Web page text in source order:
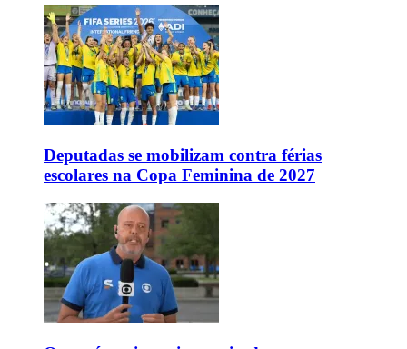
Deputadas se mobilizam contra férias
escolares na Copa Feminina de 2027